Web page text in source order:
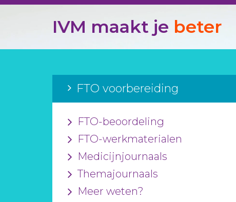
IVM maakt je beter
FTO voorbereiding
FTO-beoordeling
FTO-werkmaterialen
Medicijnjournaals
Themajournaals
Meer weten?